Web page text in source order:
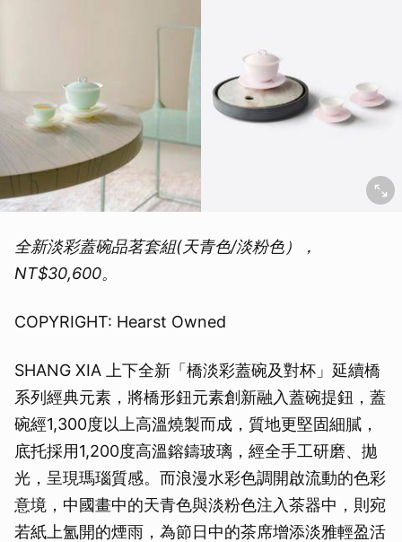
全新淡彩蓋碗品茗套組(天青色/淡粉色），
NT$30,600。
COPYRIGHT: Hearst Owned
SHANG XIA 上下全新「橋淡彩蓋碗及對杯」延續橋
系列經典元素，將橋形鈕元素創新融入蓋碗提鈕，蓋
碗經1,300度以上高溫燒製而成，質地更堅固細膩，
底托採用1,200度高溫鎔鑄玻璃，經全手工研磨、拋
光，呈現瑪瑙質感。而浪漫水彩色調開啟流動的色彩
意境，中國畫中的天青色與淡粉色注入茶器中，則宛
若紙上氳開的煙雨，為節日中的茶席增添淡雅輕盈活